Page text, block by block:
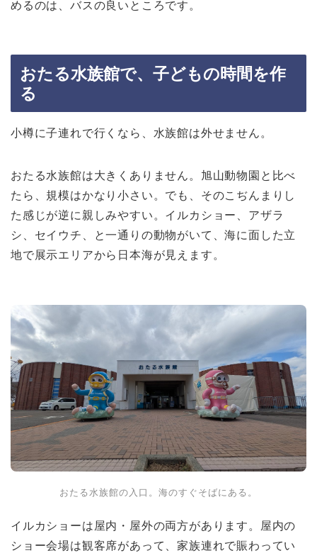
めるのは、バスの良いところです。
おたる水族館で、子どもの時間を作
る
小樽に子連れで行くなら、水族館は外せません。
おたる水族館は大きくありません。旭山動物園と比べ
たら、規模はかなり小さい。でも、そのこぢんまりし
た感じが逆に親しみやすい。イルカショー、アザラ
シ、セイウチ、と一通りの動物がいて、海に面した立
地で展示エリアから日本海が見えます。
おたる水族館の入口。海のすぐそばにある。
イルカショーは屋内・屋外の両方があります。屋内の
ショー会場は観客席があって、家族連れで賑わってい